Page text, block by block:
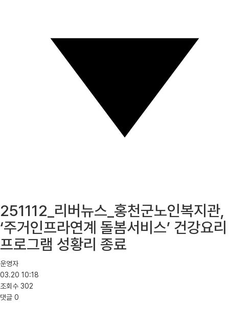
251112_리버뉴스_홍천군노인복지관,
‘주거인프라연계 돌봄서비스’ 건강요리
프로그램 성황리 종료
운영자
03.20 10:18
조회수 302
댓글 0